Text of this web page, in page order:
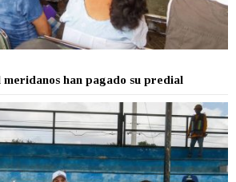
meridanos han pagado su predial